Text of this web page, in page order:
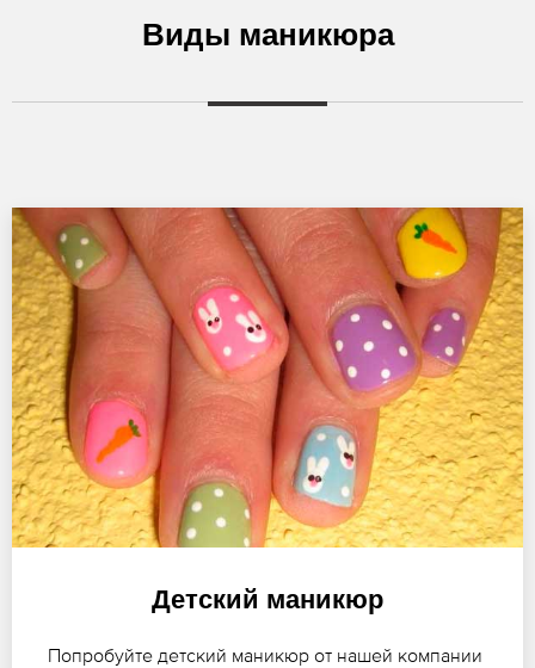
Виды маникюра
Детский маникюр
Попробуйте детский маникюр от нашей компании